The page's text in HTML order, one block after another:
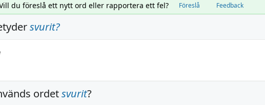
du föreslå ett nytt ord eller rapportera ett fel? Föreslå Feedback
svurit?
ordetsvurit?